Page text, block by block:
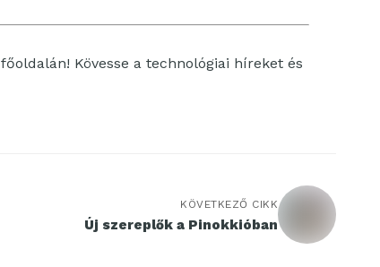
főoldalán! Kövesse a technológiai híreket és
KÖVETKEZŐ CIKK
Új szereplők a Pinokkióban